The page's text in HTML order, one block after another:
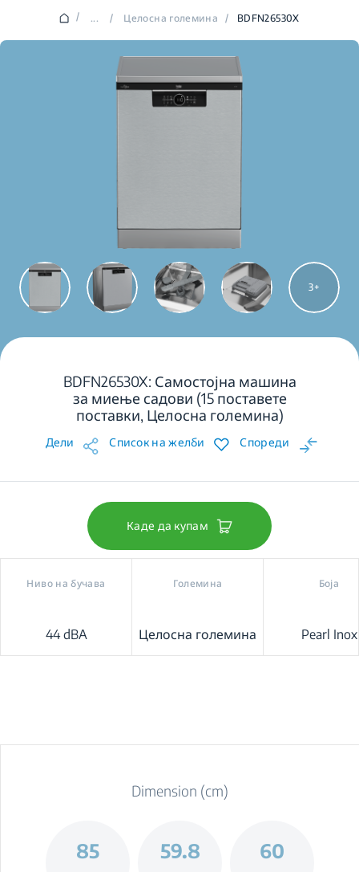
/ ... / Целосна големина / BDFN26530X
3
BDFN26530X: Самостојна машина
за миење садови (15 поставете
поставки, Целосна големина)
Дели Список на желби Спореди
Каде да купам
Ниво на бучава
44 dBA
Големина
Целосна големина
Боја
Pearl Inox
Dimension (cm)
85 59.8 60